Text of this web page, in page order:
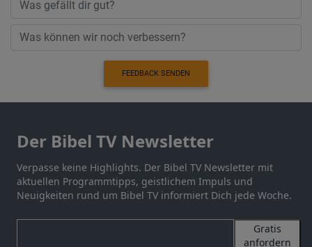
FEEDBACK SENDEN
Der Bibel TV Newsletter
Verpasse keine Highlights. Der Bibel TV Newsletter mit
aktuellen Programmtipps, geistlichem Impuls und
Neuigkeiten rund um Bibel TV informiert Dich jede Woche.
Gratis
anfordern